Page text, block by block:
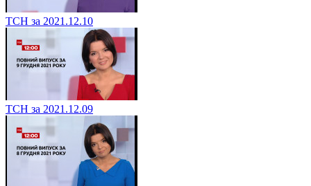
ТСН за 2021.12.10
ТСН за 2021.12.09